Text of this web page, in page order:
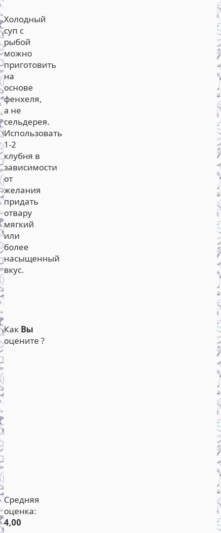
Холодный
суп с
рыбой
можно
приготовить
на
основе
фенхеля,
а не
сельдерея.
Использовать
1-2
клубня в
зависимости
от
желания
придать
отвару
мягкий
или
более
насыщенный
вкус.
Как Вы
оцените ?
Средняя
оценка:
4,00